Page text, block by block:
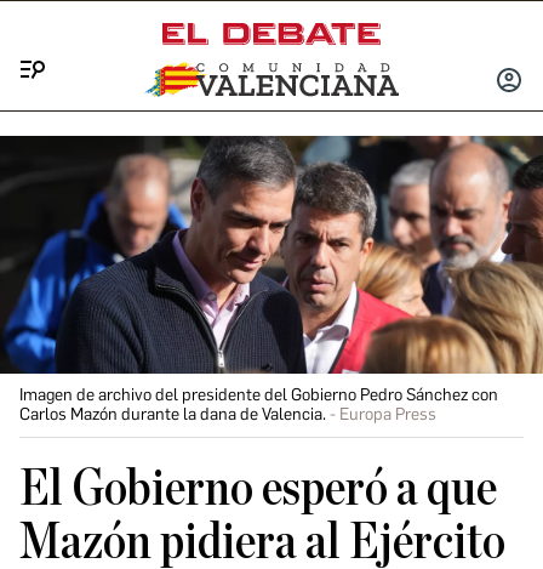
INICIAR
Imagen de archivo del presidente del Gobierno Pedro Sánchez con
Carlos Mazón durante la dana de Valencia.
Europa Press
El Gobierno esperó a que
Mazón pidiera al Ejército